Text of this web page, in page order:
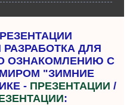
ДЛЯ
ОЗНАКОМЛЕНИЮ С
"ЗИМНИЕ
- ПРЕЗЕНТАЦИИ /
: